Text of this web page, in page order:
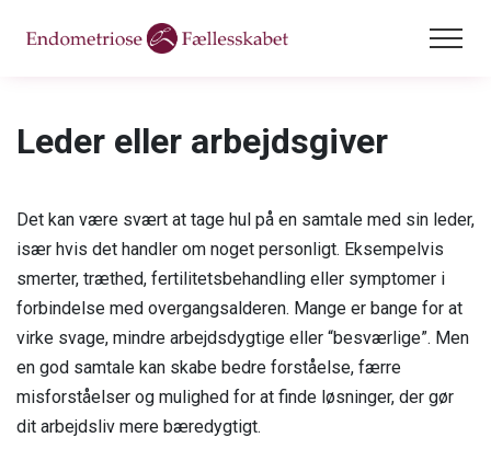
Endometriose
Udvikling af endometriose
Vejen gennem udredning
Vejen til den rette behandling
Adenomyose
Adenomyose
Om adenomyose
Årsager
Adenomyose og endometriose
Symptomer
Diagnose
Dysmenoré
Dysmenoré
Hvad er menstruation
Menstruation og smerter
Primær og sekundær dysmenoré
Mere viden
Mere viden
Pårørende og fagpersoner
Krop & sundhed
Arbejdslivet
Arbejdslivet
Jeg lever med symptomer
Donation
Bliv medlem
Leder eller arbejdsgiver
Det kan være svært at tage hul på en samtale med sin leder,
især hvis det handler om noget personligt. Eksempelvis
smerter, træthed, fertilitetsbehandling eller symptomer i
forbindelse med overgangsalderen. Mange er bange for at
virke svage, mindre arbejdsdygtige eller “besværlige”. Men
en god samtale kan skabe bedre forståelse, færre
misforståelser og mulighed for at finde løsninger, der gør
dit arbejdsliv mere bæredygtigt.